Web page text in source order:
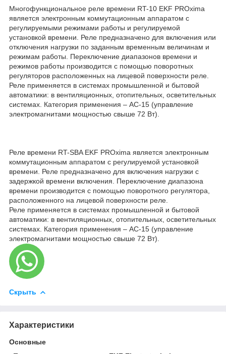
Многофункциональное реле времени RT-10 EKF PROxima
является электронным коммутационным аппаратом с
регулируемыми режимами работы и регулируемой
установкой времени. Реле предназначено для включения или
отключения нагрузки по заданным временным величинам и
режимам работы. Переключение диапазонов времени и
режимов работы производится с помощью поворотных
регуляторов расположенных на лицевой поверхности реле.
Реле применяется в системах промышленной и бытовой
автоматики: в вентиляционных, отопительных, осветительных
системах. Категория применения – АС-15 (управление
электромагнитами мощностью свыше 72 Вт).
Реле времени RT-SBA EKF PROxima является электронным
коммутационным аппаратом с регулируемой установкой
времени. Реле предназначено для включения нагрузки с
задержкой времени включения. Переключение диапазона
времени производится с помощью поворотного регулятора,
расположенного на лицевой поверхности реле.
Реле применяется в системах промышленной и бытовой
автоматики: в вентиляционных, отопительных, осветительных
системах. Категория применения – АС-15 (управление
электромагнитами мощностью свыше 72 Вт).
Скрыть
Характеристики
Основные